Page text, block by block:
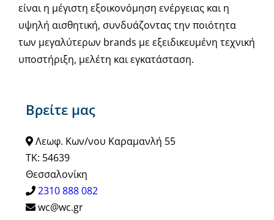
Βρείτε μας
Λεωφ. Κων/νου Καραμανλή 55
ΤΚ: 54639
Θεσσαλονίκη
2310 888 082
wc@wc.gr
είναι η μέγιστη εξοικονόμηση ενέργειας και η
υψηλή αισθητική, συνδυάζοντας την ποιότητα
των μεγαλύτερων brands με εξειδικευμένη τεχνική
υποστήριξη, μελέτη και εγκατάσταση.